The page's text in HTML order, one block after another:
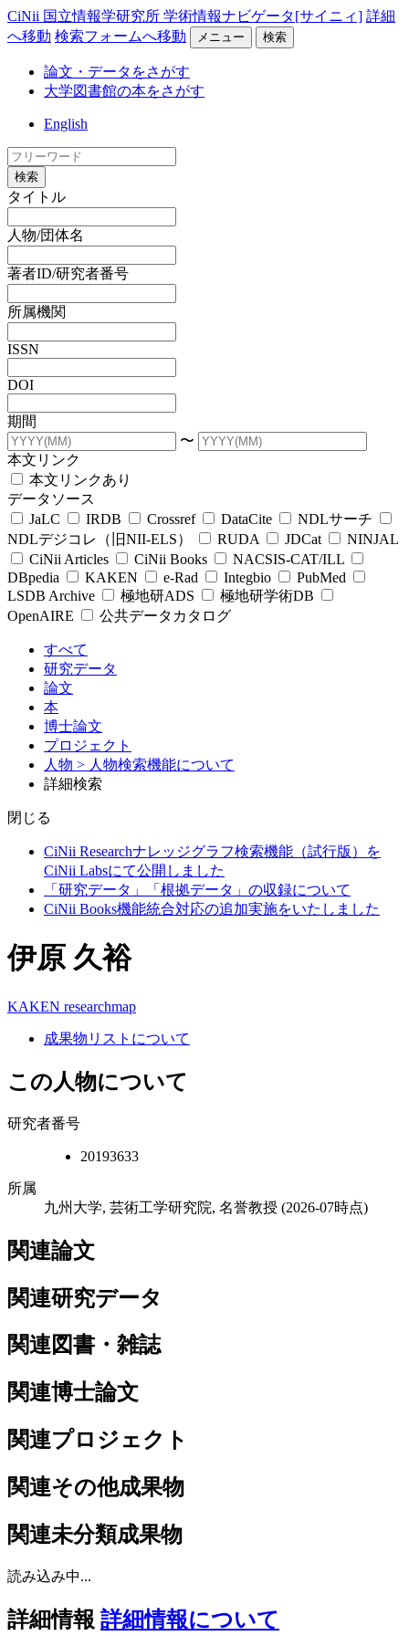
CiNii 国立情報学研究所 学術情報ナビゲータ[サイニィ] 詳細
へ移動 検索フォームへ移動 メニュー 検索
論文・データをさがす
大学図書館の本をさがす
English
検索
タイトル
人物/団体名
著者ID/研究者番号
所属機関
ISSN
DOI
期間
〜
本文リンク
本文リンクあり
データソース
JaLC
IRDB Crossref DataCite
NDLサーチ
NDLデジコレ（旧NII-ELS）
RUDA JDCat
NINJAL
CiNii Articles
CiNii Books
NACSIS-CAT/ILL
DBpedia
KAKEN e-Rad Integbio
PubMed
LSDB Archive
極地研ADS
極地研学術DB
OpenAIRE
公共データカタログ
すべて
研究データ
論文
本
博士論文
プロジェクト
人物 > 人物検索機能について
詳細検索
閉じる
CiNii Researchナレッジグラフ検索機能（試行版）を
CiNii Labsにて公開しました
「研究データ」「根拠データ」の収録について
CiNii Books機能統合対応の追加実施をいたしました
伊原 久裕
KAKEN researchmap
成果物リストについて
この人物について
研究者番号
20193633
所属
九州大学, 芸術工学研究院, 名誉教授 (2026-07時点)
関連論文
関連研究データ
関連図書・雑誌
関連博士論文
関連プロジェクト
関連その他成果物
関連未分類成果物
読み込み中...
詳細情報 詳細情報について